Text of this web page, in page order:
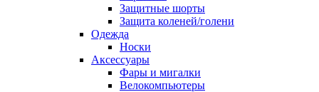
Защитные шорты
Защита коленей/голени
Одежда
Носки
Аксессуары
Фары и мигалки
Велокомпьютеры